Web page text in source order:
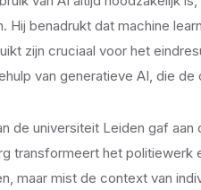
Hij benadrukt dat machine
zijn cruciaal voor het
van generatieve AI, die
de universiteit Leiden gaf
transformeert het politiewerk
maar mist de context van